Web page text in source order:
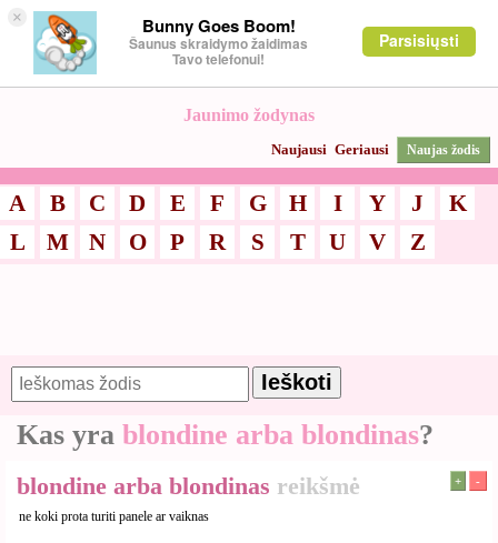
× Bunny Goes Boom!
Šaunus skraidymo žaidimas
Tavo telefonui!
Parsisiųsti
Jaunimo žodynas
Naujausi Geriausi Naujas žodis
A B C D E F G H I Y J
K
L
M N O P R S T U V Z
Kas yra blondine arba blondinas?
blondine arba blondinas reikšmė + -
ne koki prota turiti panele ar vaiknas